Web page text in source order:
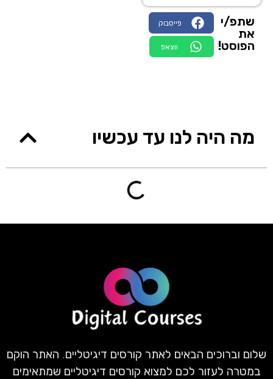
שתפ/י
את
הפוסט!
פייסבוק
ווצאפ
מה היה לנו עד עכשיו
שלום וברוכים הבאים לאתר קורסים דיגיטליים. האתר הוקם
במטרה לעזור לכם למצוא קורסים דיגיטליים שמתאימים